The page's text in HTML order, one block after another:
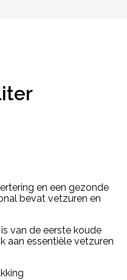
en een gezonde
bevat vetzuren en
van de eerste koude
aan essentiële vetzuren